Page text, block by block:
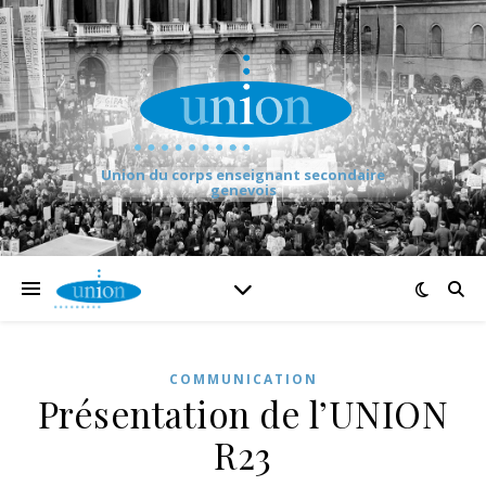
Union du corps enseignant secondaire
genevois
COMMUNICATION
Présentation de l’UNION
R23